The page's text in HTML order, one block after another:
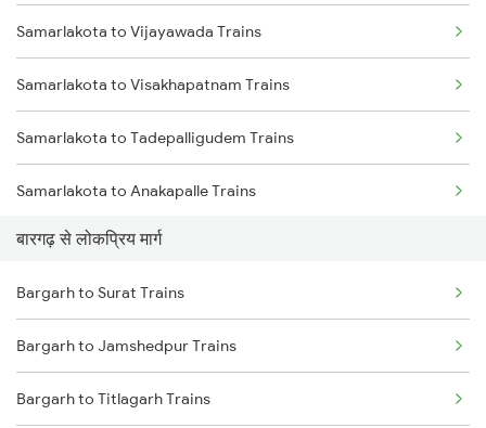
Bargarh to Bhubaneswar Trains
Bargarh to Jamshedpur Trains
Bargarh to Rajahmundry Trains
Bargarh to Khurdha Trains
Bargarh to Puri Trains
Samarlakota to Vijayawada Trains
Samarlakota to Visakhapatnam Trains
Samarlakota to Tadepalligudem Trains
Samarlakota to Anakapalle Trains
Samarlakota to Nidadavolu Trains
Samarlakota to Tuni Trains
Samarlakota to Vizianagaram Trains
Samarlakota to Annavaram Trains
बारगढ़ से लोकप्रिय मार्ग
Bargarh to Surat Trains
Bargarh to Jamshedpur Trains
Bargarh to Titlagarh Trains